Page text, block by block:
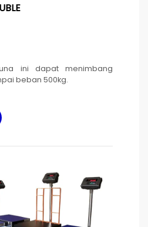
ini dapat menimbang
beban 500kg.
di desain memakai Iron
dan dilengkapi dengan
yang dilengkapi
pada konektor untuk
air yang bisa
Tetap bisa
pengisian ulang baterai.